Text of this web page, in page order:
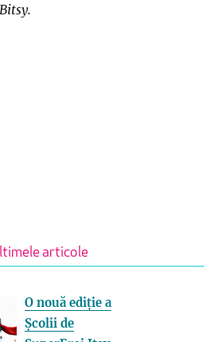
articole
O nouă ediție a
Școlii de